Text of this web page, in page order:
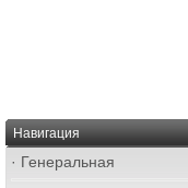
Навигация
· Генеральная